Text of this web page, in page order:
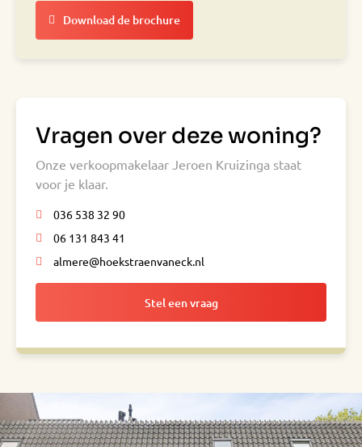
Download de brochure
Vragen over deze woning?
Onze verkoopmakelaar Jeroen Kruizinga staat
voor je klaar.
036 538 32 90
06 131 843 41
almere@hoekstraenvaneck.nl
Stel een vraag